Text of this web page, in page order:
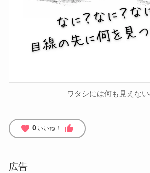
ワタシには何も見えな
favorite 0 いいね！ thumb_up
広告